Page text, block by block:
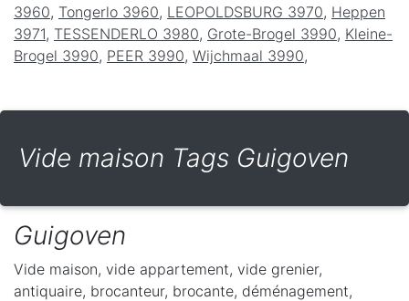
3960, Tongerlo 3960, LEOPOLDSBURG 3970, Heppen
3971, TESSENDERLO 3980, Grote-Brogel 3990, Kleine-
Brogel 3990, PEER 3990, Wijchmaal 3990,
Vide maison Tags Guigoven
Guigoven
Vide maison, vide appartement, vide grenier,
antiquaire, brocanteur, brocante, déménagement,